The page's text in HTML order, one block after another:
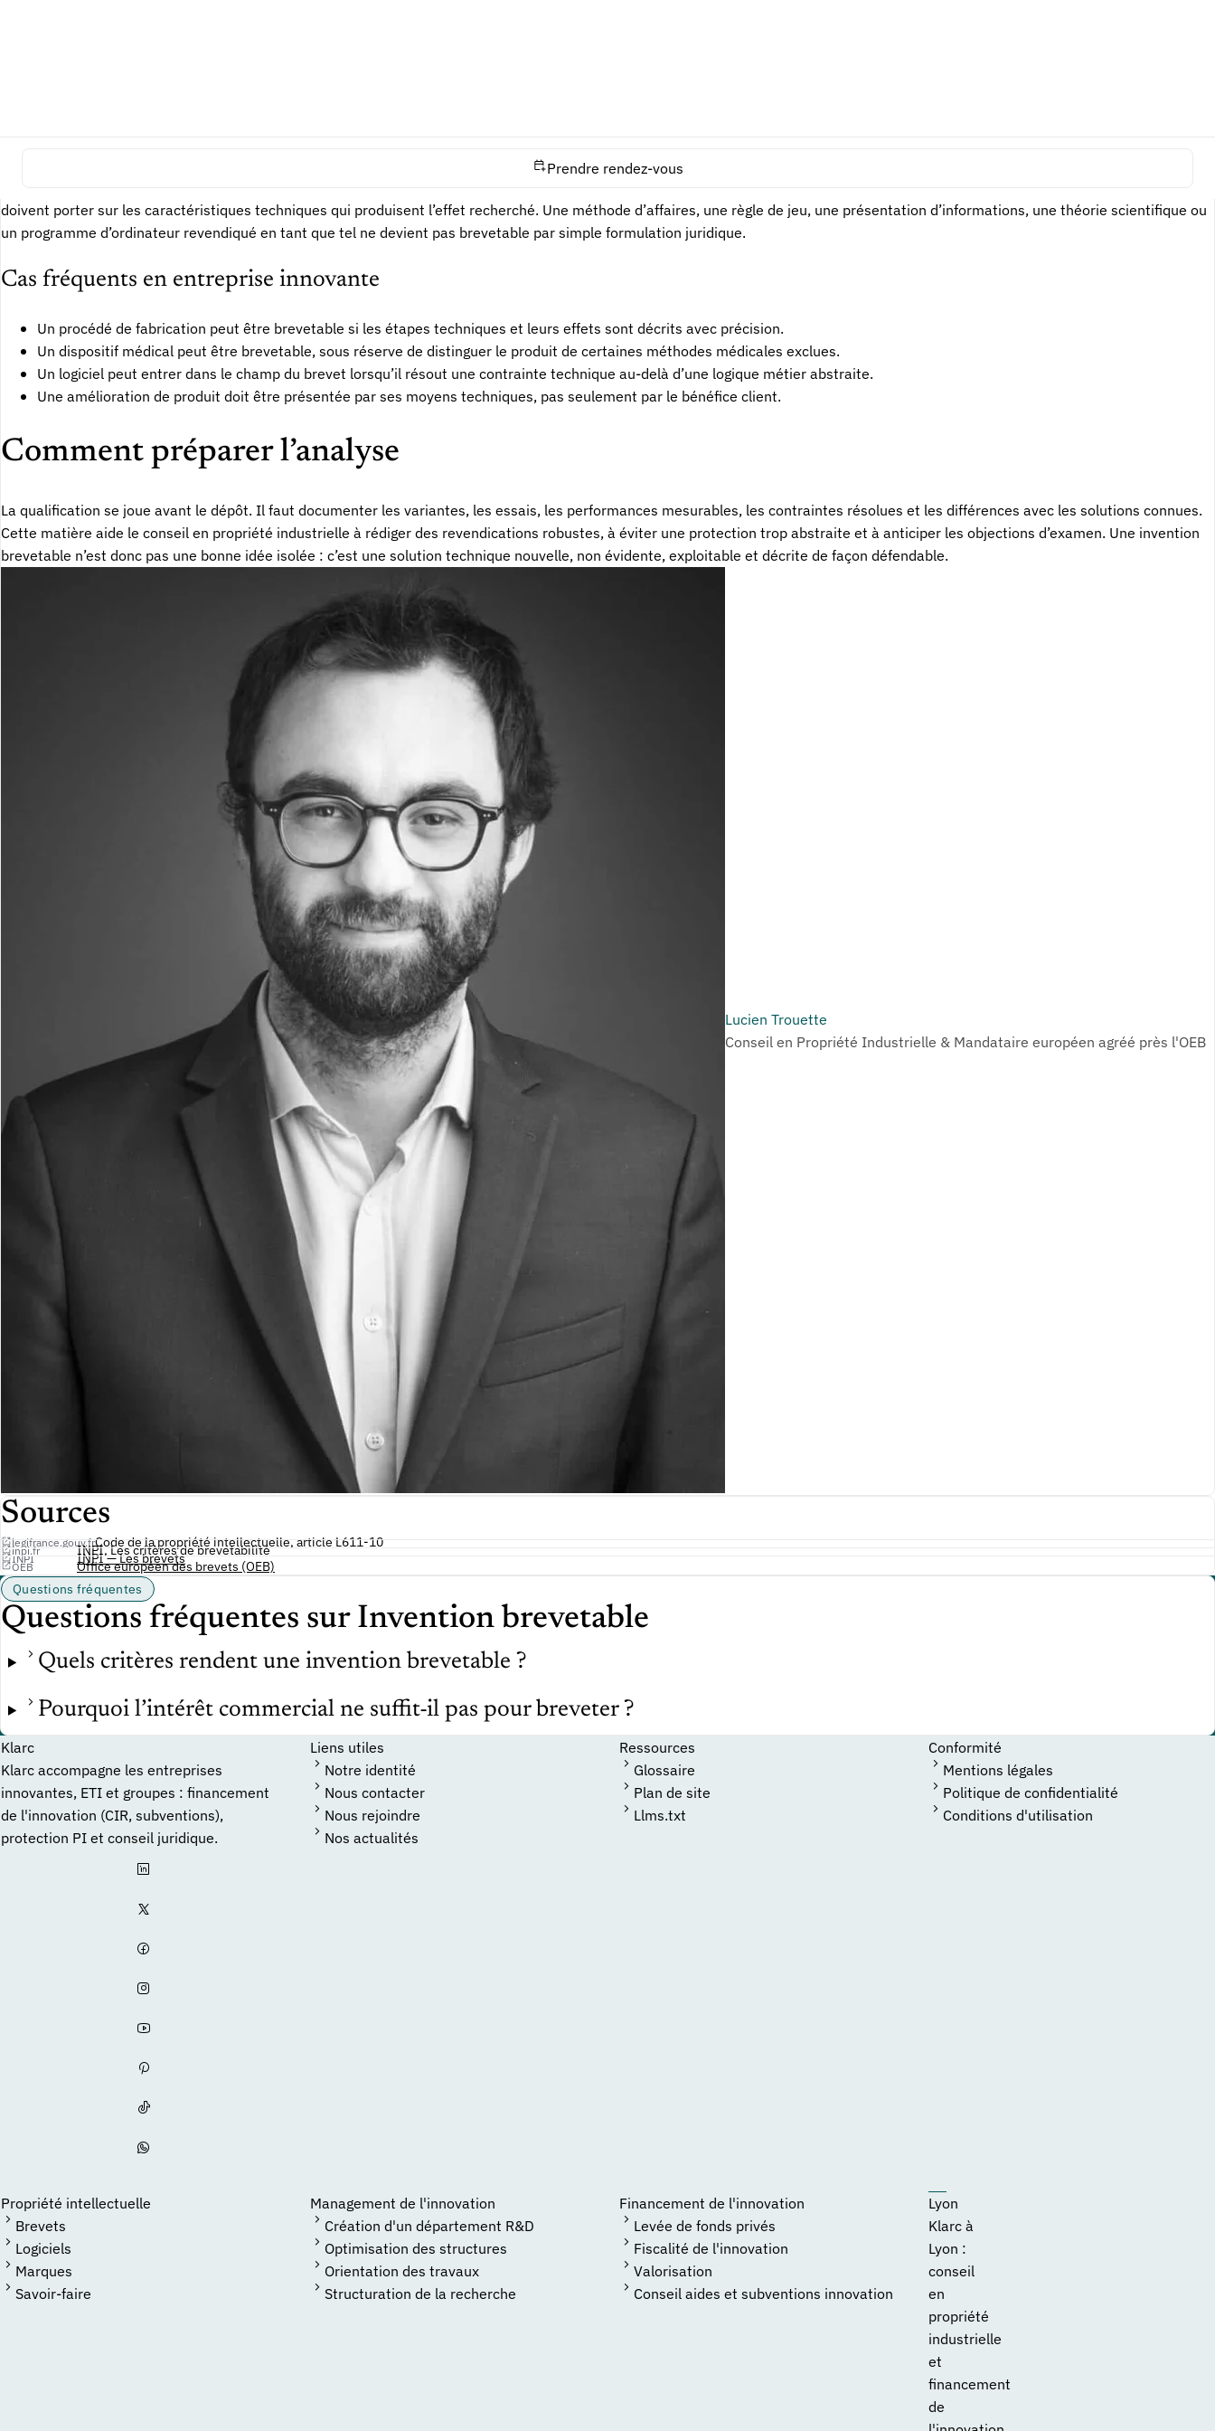
Prendre rendez-vous
doivent porter sur les caractéristiques techniques qui produisent l’effet recherché. Une méthode d’affaires, une règle de jeu, une présentation d’informations, une théorie scientifique ou
un programme d’ordinateur revendiqué en tant que tel ne devient pas brevetable par simple formulation juridique.
Cas fréquents en entreprise innovante
Un procédé de fabrication peut être brevetable si les étapes techniques et leurs effets sont décrits avec précision.
Un dispositif médical peut être brevetable, sous réserve de distinguer le produit de certaines méthodes médicales exclues.
Un logiciel peut entrer dans le champ du brevet lorsqu’il résout une contrainte technique au-delà d’une logique métier abstraite.
Une amélioration de produit doit être présentée par ses moyens techniques, pas seulement par le bénéfice client.
Comment préparer l’analyse
La qualification se joue avant le dépôt. Il faut documenter les variantes, les essais, les performances mesurables, les contraintes résolues et les différences avec les solutions connues.
Cette matière aide le conseil en propriété industrielle à rédiger des revendications robustes, à éviter une protection trop abstraite et à anticiper les objections d’examen. Une invention
brevetable n’est donc pas une bonne idée isolée : c’est une solution technique nouvelle, non évidente, exploitable et décrite de façon défendable.
Lucien Trouette
Conseil en Propriété Industrielle & Mandataire européen agréé près l'OEB
Sources
legifrance.gouv.frCode de la propriété intellectuelle, article L611-10
inpi.fr INPI, Les critères de brevetabilité
INPI INPI — Les brevets
OEB
Office européen des brevets (OEB)
Questions fréquentes
Questions fréquentes sur Invention brevetable
Quels critères rendent une invention brevetable ?
Pourquoi l’intérêt commercial ne suffit-il pas pour breveter ?
Klarc
Klarc accompagne les entreprises
innovantes, ETI et groupes : financement
de l'innovation (CIR, subventions),
protection PI et conseil juridique.
Liens utiles
Notre identité
Nous contacter
Nous rejoindre
Nos actualités
Ressources
Glossaire
Plan de site
Llms.txt
Conformité
Mentions légales
Politique de confidentialité
Conditions d'utilisation
Propriété intellectuelle
Brevets
Logiciels
Marques
Savoir-faire
Management de l'innovation
Création d'un département R&D
Optimisation des structures
Orientation des travaux
Structuration de la recherche
Financement de l'innovation
Levée de fonds privés
Fiscalité de l'innovation
Valorisation
Conseil aides et subventions innovation
Lyon
Klarc à
Lyon :
conseil
en
propriété
industrielle
et
financement
de